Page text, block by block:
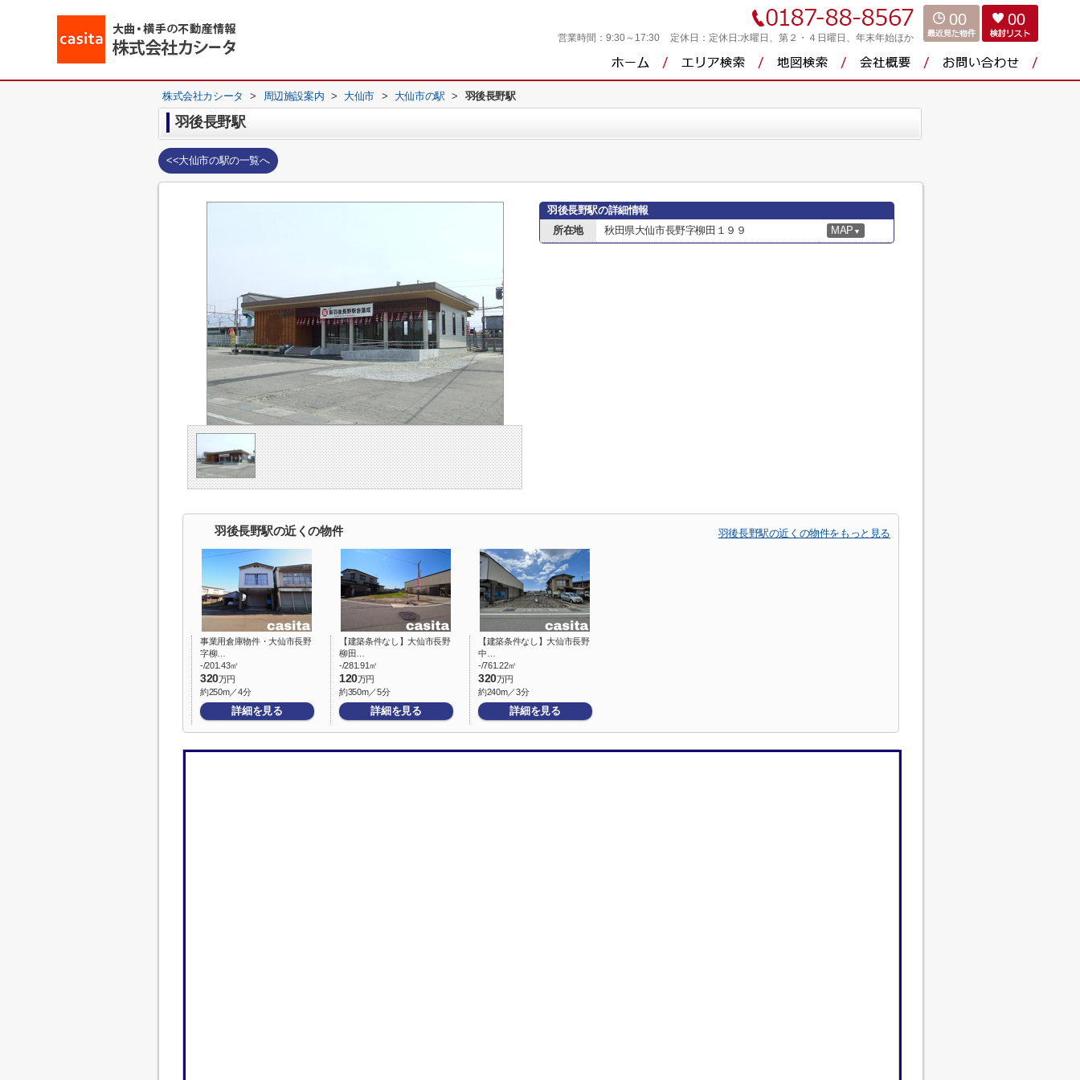
営業時間： 9:30～17:30 定休日： 定休日:水曜日、第２・４日曜日、年末年始ほか
00 00
株式会社カシータ > 周辺施設案内 > 大仙市 > 大仙市の駅 > 羽後長野駅
羽後長野駅
<<大仙市の駅の一覧へ
羽後長野駅の詳細情報
所在地
秋田県大仙市長野字柳田１９９ MAP ▼
羽後長野駅の近くの物件 羽後長野駅の近くの物件をもっと見る
事業用倉庫物件・大仙市長野
字柳…
-/201.43㎡
320万円
約250m／4分
詳細を見る
【建築条件なし】大仙市長野
柳田…
-/281.91㎡
120万円
約350m／5分
詳細を見る
【建築条件なし】大仙市長野
中…
-/761.22㎡
320万円
約240m／3分
詳細を見る